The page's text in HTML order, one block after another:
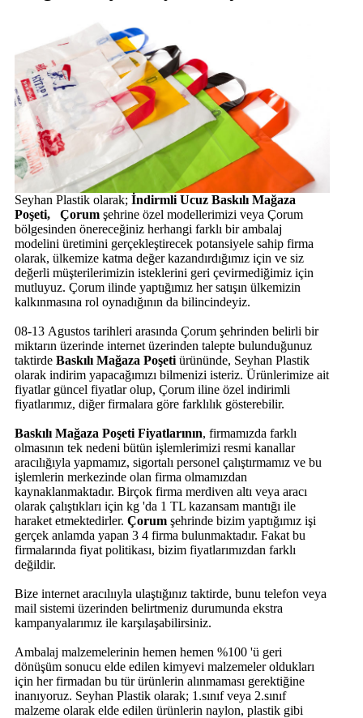
Seyhan Plastik olarak; İndirmli Ucuz Baskılı Mağaza
Poşeti, Çorum şehrine özel modellerimizi veya Çorum
bölgesinden önereceğiniz herhangi farklı bir ambalaj
modelini üretimini gerçekleştirecek potansiyele sahip firma
olarak, ülkemize katma değer kazandırdığımız için ve siz
değerli müşterilerimizin isteklerini geri çevirmediğimiz için
mutluyuz. Çorum ilinde yaptığımız her satışın ülkemizin
kalkınmasına rol oynadığının da bilincindeyiz.
08-13 Agustos tarihleri arasında Çorum şehrinden belirli bir
miktarın üzerinde internet üzerinden talepte bulunduğunuz
taktirde Baskılı Mağaza Poşeti ürününde, Seyhan Plastik
olarak indirim yapacağımızı bilmenizi isteriz. Ürünlerimize ait
fiyatlar güncel fiyatlar olup, Çorum iline özel indirimli
fiyatlarımız, diğer firmalara göre farklılık gösterebilir.
Baskılı Mağaza Poşeti Fiyatlarının, firmamızda farklı
olmasının tek nedeni bütün işlemlerimizi resmi kanallar
aracılığıyla yapmamız, sigortalı personel çalıştırmamız ve bu
işlemlerin merkezinde olan firma olmamızdan
kaynaklanmaktadır. Birçok firma merdiven altı veya aracı
olarak çalıştıkları için kg 'da 1 TL kazansam mantığı ile
haraket etmektedirler. Çorum şehrinde bizim yaptığımız işi
gerçek anlamda yapan 3 4 firma bulunmaktadır. Fakat bu
firmalarında fiyat politikası, bizim fiyatlarımızdan farklı
değildir.
Bize internet aracılııyla ulaştığınız taktirde, bunu telefon veya
mail sistemi üzerinden belirtmeniz durumunda ekstra
kampanyalarımız ile karşılaşabilirsiniz.
Ambalaj malzemelerinin hemen hemen %100 'ü geri
dönüşüm sonucu elde edilen kimyevi malzemeler oldukları
için her firmadan bu tür ürünlerin alınmaması gerektiğine
inanıyoruz. Seyhan Plastik olarak; 1.sınıf veya 2.sınıf
malzeme olarak elde edilen ürünlerin naylon, plastik gibi